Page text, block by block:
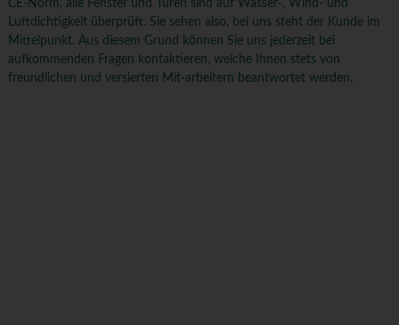
CE-Norm, alle Fenster und Türen sind auf Wasser-, Wind- und
Luftdichtigkeit überprüft. Sie sehen also, bei uns steht der Kunde im
Mittelpunkt. Aus diesem Grund können Sie uns jederzeit bei
aufkommenden Fragen kontaktieren, welche Ihnen stets von
freundlichen und versierten Mit-arbeitern beantwortet werden.